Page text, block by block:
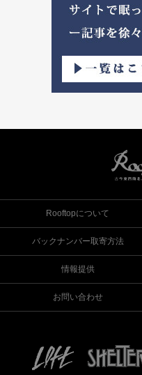
Rooftopについて
バックナンバー取寄方法
情報提供
お問い合わせ